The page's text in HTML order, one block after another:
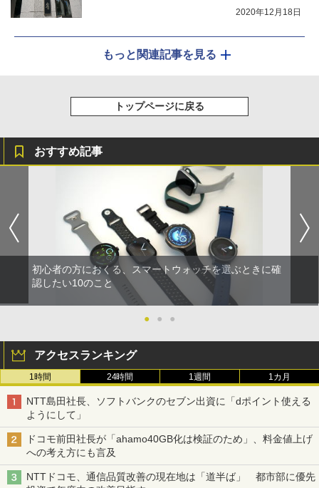
2020年12月18日
もっと関連記事を見る
トップページに戻る
おすすめ記事
初心者の方におくる、スマートウォッチを選ぶときに確
認したい10のこと
● ● ●
アクセスランキング
1時間 24時間 1週間 1カ月
NTT島田社長、ソフトバンクのセブン出資に「dポイント使える
ようにして」
ドコモ前田社長が「ahamo40GB化は検証のため」、料金値上げ
への考え方にも言及
NTTドコモ、通信品質改善の現在地は「道半ば」 都市部に優先